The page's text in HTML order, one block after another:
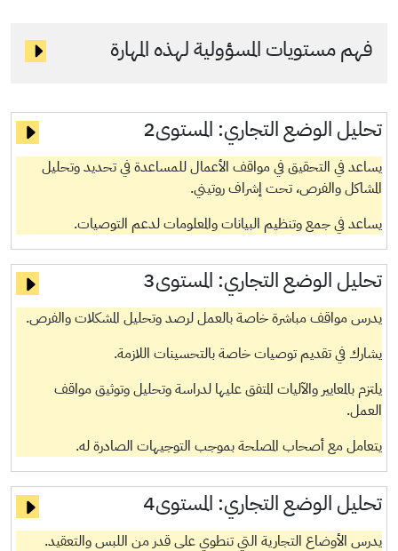
فهم مستويات المسؤولية لهذه المهارة
تحليل الوضع التجاري: المستوى2
يساعد في التحقيق في مواقف الأعمال للمساعدة في تحديد وتحليل
المشاكل والفرص، تحت إشراف روتيني.
يساعد في جمع وتنظيم البيانات والمعلومات لدعم التوصيات.
تحليل الوضع التجاري: المستوى3
يدرس مواقف مباشرة خاصة بالعمل لرصد وتحليل المشكلات والفرص.
يشارك في تقديم توصيات خاصة بالتحسينات اللازمة.
يلتزم بالمعايير والآليات المتفق عليها لدراسة وتحليل وتوثيق مواقف
العمل.
يتعامل مع أصحاب المصلحة بموجب التوجيهات الصادرة له.
تحليل الوضع التجاري: المستوى4
يدرس الأوضاع التجارية التي تنطوي على قدر من اللبس والتعقيد.